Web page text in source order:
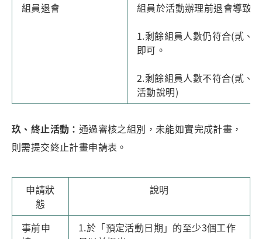
組員退會
組員於活動辦理前退會導致
1.剩餘組員人數仍符合(貳、
即可。
2.剩餘組員人數不符合(貳、
活動說明)
玖、終止活動 ： 通過審核之組別，未能如實完成計畫，
則需提交終止計畫申請表。
申請狀
態
說明
事前申
1.於「預定活動日期」的至少3個工作